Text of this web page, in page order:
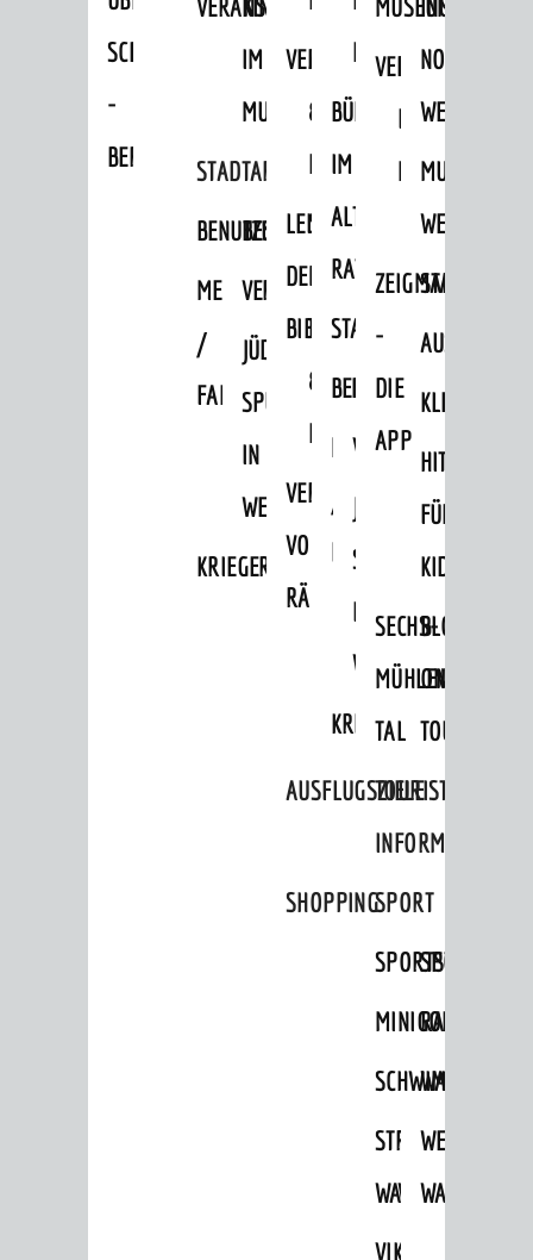
SCHULE
-
BERUF
BILDUNG"
VERANSTALTUNGEN
KINDER
IM
MUSEUM
STADTARCHIV
BENUTZUNG
MELDEKARTEI
/
FAMILIENFORSCHUNG
BESTANDSÜBERSICHT
VERÖFFENTLICHUNGEN
JÜDISCHE
SPUREN
IN
WEINHEIM
KRIEGERDENKMAL
VERANSTALTUNGEN
AUSBILDUNG
&
PRAKTIKA
LEIHVERKEHR
DER
BIBLIOTHEK
SERVICE
FÜR
LEHRER/INNEN
&
ERZIEHER/INNEN
VERMIETUNG
VON
RÄUMEN
HAUS
BÜRGERSAAL
IM
ALTEN
RATHAUS
STADTARCHIV
BENUTZUNG
MELDEKARTEI
/
FAMILIENFORSCHUNG
JÜDISCHE
SPUREN
IN
WEINHEIM
KRIEGERDENKMAL
MUSEUM
KINDER
IM
MUSEUM
INGRID-
NOLL-
WEG
MUNDART-
WEG
ZEIGMAL
-
DIE
APP
STADTTEILE
HITS
FÜR
KIDS
SECHS-
MÜHLEN-
TAL
BLOGGER
ON
TOUR
AUSFLUGSZIELE
TOURIST
INFORMATION
SHOPPINGSPORT
SPORTSTÄTTEN
MINIGOLFRADFAHREN
SCHWIMMEN
STRANDBAD
WAIDSEE
TSG
VIKTOR-
WANDERN
WEINHEIMER